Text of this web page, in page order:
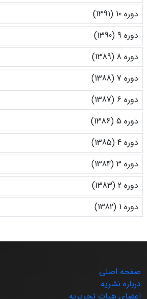
دوره 10 (1391)
دوره 9 (1390)
دوره 8 (1389)
دوره 7 (1388)
دوره 6 (1387)
دوره 5 (1386)
دوره 4 (1385)
دوره 3 (1384)
دوره 2 (1383)
دوره 1 (1382)
صفحه اصلی
درباره نشریه
اعضای هیات تحریریه